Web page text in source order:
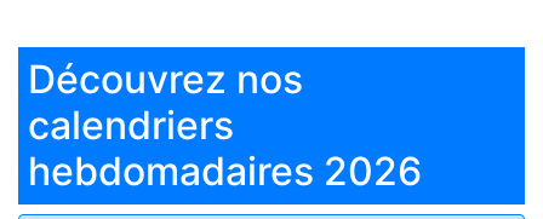
Découvrez nos
calendriers
hebdomadaires 2026